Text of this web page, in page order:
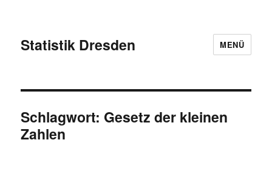
Statistik Dresden MENÜ
Schlagwort: Gesetz der kleinen
Zahlen